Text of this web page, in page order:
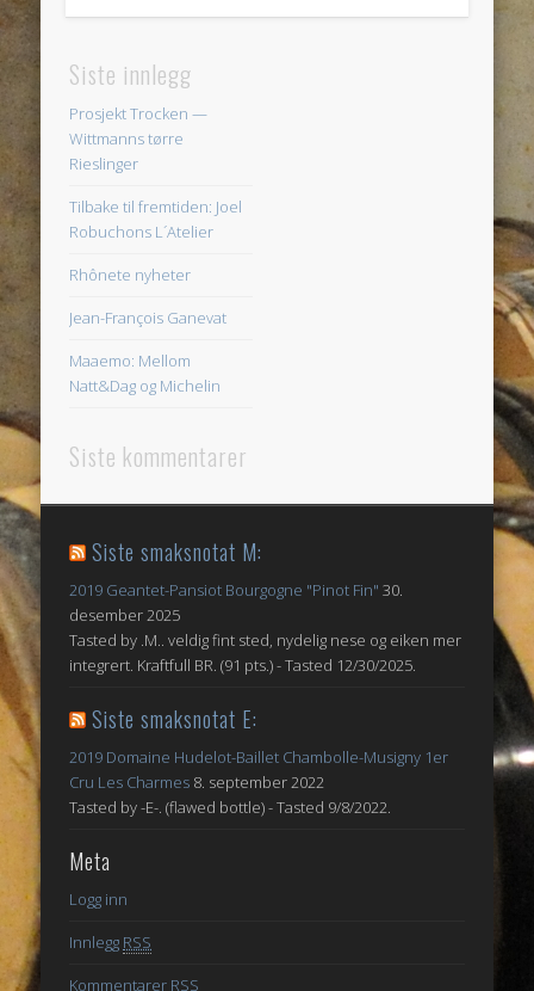
Siste innlegg
Prosjekt Trocken —
Wittmanns tørre
Rieslinger
Tilbake til fremtiden: Joel
Robuchons L´Atelier
Rhônete nyheter
Jean-François Ganevat
Maaemo: Mellom
Natt&Dag og Michelin
Siste kommentarer
Siste smaksnotat M:
2019 Geantet-Pansiot Bourgogne "Pinot Fin" 30.
desember 2025
Tasted by .M.. veldig fint sted, nydelig nese og eiken mer
integrert. Kraftfull BR. (91 pts.) - Tasted 12/30/2025.
Siste smaksnotat E:
2019 Domaine Hudelot-Baillet Chambolle-Musigny 1er
Cru Les Charmes 8. september 2022
Tasted by -E-. (flawed bottle) - Tasted 9/8/2022.
Meta
Logg inn
Innlegg RSS
Kommentarer RSS